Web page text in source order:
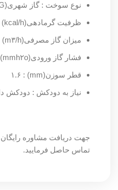
نوع سوخت : گاز شهری(NG)
ظرفیت گرمادهی(kcal/h) : ۲۲۰۰-۳۲۵۰
میزان گاز مصرفی(m۳/h) : ۰.۲۶-۰.۳۸
فشار گاز ورودی(mmh۲o) : ۱۷۸
قطر سوزن(mm) : ۱.۶
نیاز به دودکش : دودکش
جهت دریافت مشاوره
تماس حاصل فرمایید.